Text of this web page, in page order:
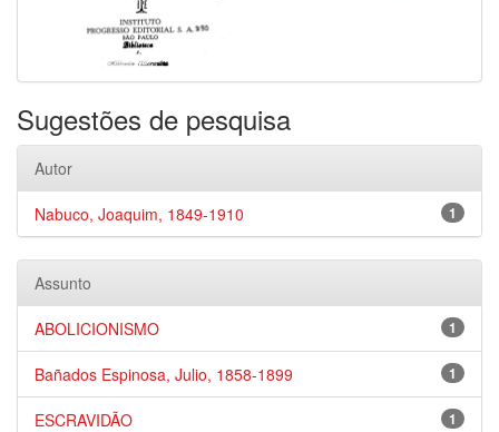
Sugestões de pesquisa
Autor
1
Nabuco, Joaquim, 1849-1910
Assunto
1
ABOLICIONISMO
1
Bañados Espinosa, Julio, 1858-1899
1
ESCRAVIDÃO